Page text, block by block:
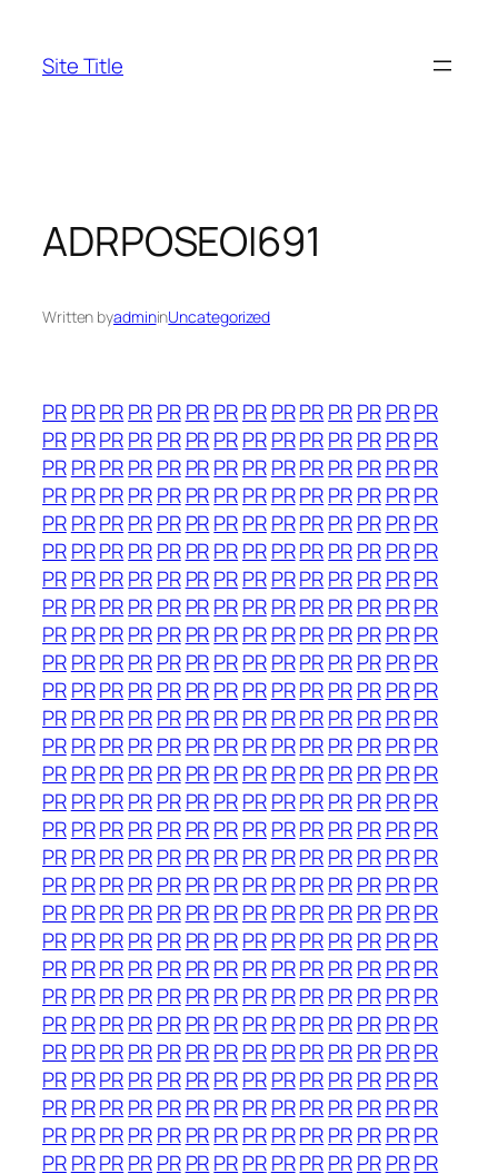
content
Site Title
ADRPOSEOI691
Written byadmininUncategorized
PRPRPRPRPR PRPRPRPRPRPRPR PRPR
PRPRPRPRPR PRPRPRPRPRPRPR PRPR
PRPRPRPRPR PRPRPRPRPRPRPR PRPR
PRPRPRPRPR PRPRPRPRPRPRPR PRPR
PRPRPRPRPR PRPRPRPRPRPRPR PRPR
PRPRPRPRPR PRPRPRPRPRPRPR PRPR
PRPRPRPRPR PRPRPRPRPRPRPR PRPR
PRPRPRPRPR PRPRPRPRPRPRPR PRPR
PRPRPRPRPR PRPRPRPRPRPRPR PRPR
PRPRPRPRPR PRPRPRPRPRPRPR PRPR
PRPRPRPRPR PRPRPRPRPRPRPR PRPR
PRPRPRPRPR PRPRPRPRPRPRPR PRPR
PRPRPRPRPR PRPRPRPRPRPRPR PRPR
PRPRPRPRPR PRPRPRPRPRPRPR PRPR
PRPRPRPRPR PRPRPRPRPRPRPR PRPR
PRPRPRPRPR PRPRPRPRPRPRPR PRPR
PRPRPRPRPR PRPRPRPRPRPRPR PRPR
PRPRPRPRPR PRPRPRPRPRPRPR PRPR
PRPRPRPRPR PRPRPRPRPRPRPR PRPR
PRPRPRPRPR PRPRPRPRPRPRPR PRPR
PRPRPRPRPR PRPRPRPRPRPRPR PRPR
PRPRPRPRPR PRPRPRPRPRPRPR PRPR
PRPRPRPRPR PRPRPRPRPRPRPR PRPR
PRPRPRPRPR PRPRPRPRPRPRPR PRPR
PRPRPRPRPR PRPRPRPRPRPRPR PRPR
PRPRPRPRPR PRPRPRPRPRPRPR PRPR
PRPRPRPRPR PRPRPRPRPRPRPR PRPR
PRPRPRPRPR PRPRPRPRPRPRPR PRPR